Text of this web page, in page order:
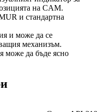
на CAM.
и стандартна
и може да се
механизъм.
може да бъде ясно